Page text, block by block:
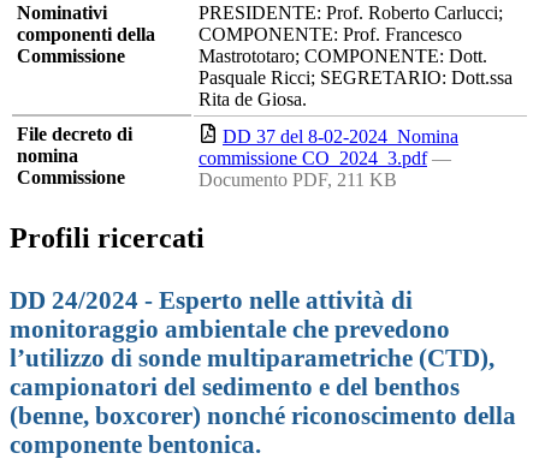
Nominativi
componenti della
Commissione
PRESIDENTE: Prof. Roberto Carlucci;
COMPONENTE: Prof. Francesco
Mastrototaro; COMPONENTE: Dott.
Pasquale Ricci; SEGRETARIO: Dott.ssa
Rita de Giosa.
File decreto di
nomina
Commissione
DD 37 del 8-02-2024_Nomina
commissione CO_2024_3.pdf —
Documento PDF, 211 KB
Profili ricercati
DD 24/2024 - Esperto nelle attività di
monitoraggio ambientale che prevedono
l’utilizzo di sonde multiparametriche (CTD),
campionatori del sedimento e del benthos
(benne, boxcorer) nonché riconoscimento della
componente bentonica.